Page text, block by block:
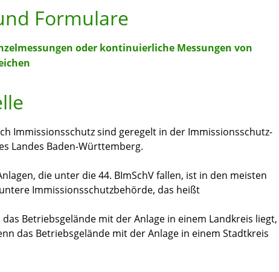
Formulare
oder kontinuierliche Messungen von
Immissionsschutz sind geregelt in der Immissionsschutz-
Landes Baden-Württemberg.
die unter die 44. BImSchV fallen, ist in den meisten
Immissionsschutzbehörde, das heißt
Betriebsgelände mit der Anlage in einem Landkreis liegt,
das Betriebsgelände mit der Anlage in einem Stadtkreis